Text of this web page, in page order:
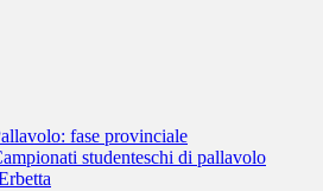
fase provinciale
studenteschi di pallavolo